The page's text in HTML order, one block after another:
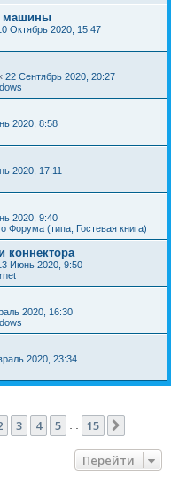
машины
Октябрь 2020, 15:47
22 Сентябрь 2020, 20:27
2020, 8:58
2020, 17:11
2020, 9:40
Форума (типа, Гостевая книга)
коннектора
Июнь 2020, 9:50
2020, 16:30
2020, 23:34
из 15
3 4 5 15
Перейти